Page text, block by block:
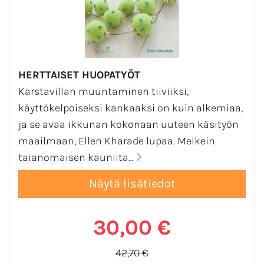
HERTTAISET HUOPATYÖT
Karstavillan muuntaminen tiiviiksi,
käyttökelpoiseksi kankaaksi on kuin alkemiaa,
ja se avaa ikkunan kokonaan uuteen käsityön
maailmaan, Ellen Kharade lupaa. Melkein
taianomaisen kauniita...
30,00 €
42,70 €